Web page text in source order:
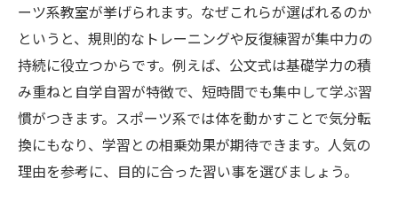
ーツ系教室が挙げられます。なぜこれらが選ばれるのか
というと、規則的なトレーニングや反復練習が集中力の
持続に役立つからです。例えば、公文式は基礎学力の積
み重ねと自学自習が特徴で、短時間でも集中して学ぶ習
慣がつきます。スポーツ系では体を動かすことで気分転
換にもなり、学習との相乗効果が期待できます。人気の
理由を参考に、目的に合った習い事を選びましょう。